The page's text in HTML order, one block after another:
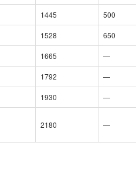
1445 500
1528 650
1665 —
1792 —
1930 —
2180 —